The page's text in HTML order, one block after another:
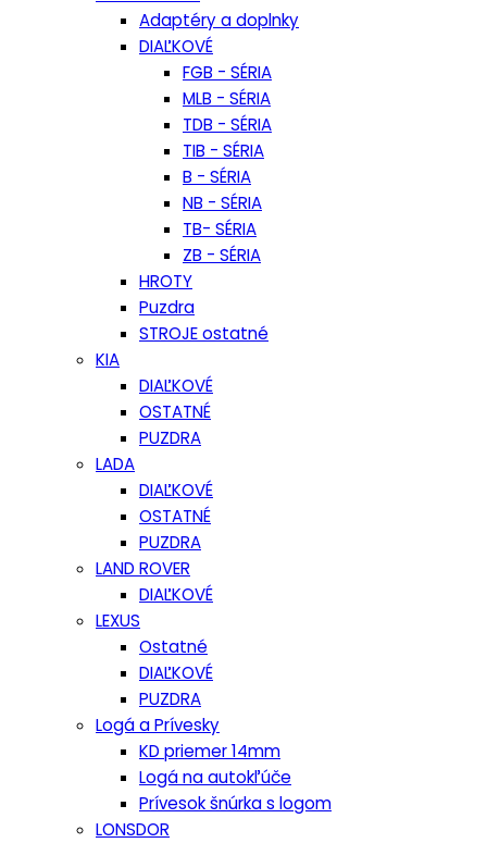
Adaptéry a doplnky
DIAĽKOVÉ
FGB - SÉRIA
MLB - SÉRIA
TDB - SÉRIA
TIB - SÉRIA
B - SÉRIA
NB - SÉRIA
TB- SÉRIA
ZB - SÉRIA
HROTY
Puzdra
STROJE ostatné
KIA
DIAĽKOVÉ
OSTATNÉ
PUZDRA
LADA
DIAĽKOVÉ
OSTATNÉ
PUZDRA
LAND ROVER
DIAĽKOVÉ
LEXUS
Ostatné
DIAĽKOVÉ
PUZDRA
Logá a Prívesky
KD priemer 14mm
Logá na autokľúče
Prívesok šnúrka s logom
LONSDOR